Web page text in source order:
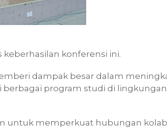
konferensi ini.
dampak besar dalam
program studi di lingkungan
untuk memperkuat hubungan